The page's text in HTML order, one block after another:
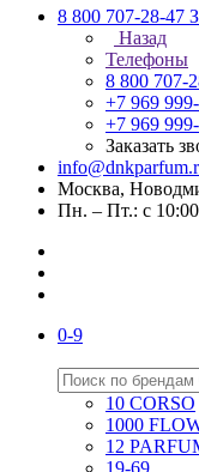
8 800 707-28-47
Назад
Телефоны
8 800 707-
+7 969
+7 969
Заказать
Москва,
Пн. – Пт.: с
0-9
10 CORSO
1000
12
19-69